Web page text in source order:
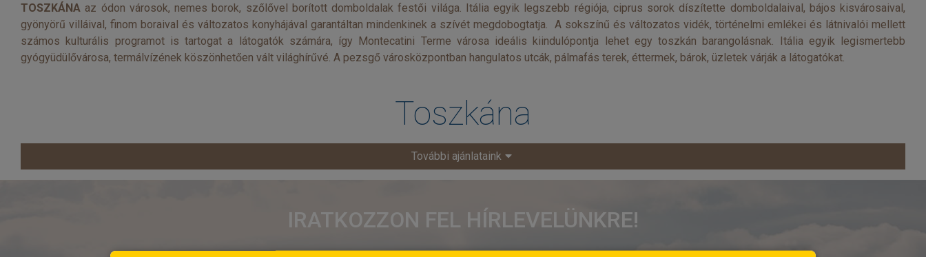
TOSZKÁNA az ódon városok, nemes borok, szőlővel borított domboldalak festői világa. Itália egyik legszebb régiója, ciprus sorok díszítette domboldalaival, bájos kisvárosaival,
gyönyörű villáival, finom boraival és változatos konyhájával garantáltan mindenkinek a szívét megdobogtatja. A sokszínű és változatos vidék, történelmi emlékei és látnivalói mellett
számos kulturális programot is tartogat a látogatók számára, így Montecatini Terme városa ideális kiindulópontja lehet egy toszkán barangolásnak. Itália egyik legismertebb
gyógyüdülővárosa, termálvízének köszönhetően vált világhírűvé. A pezsgő városközpontban hangulatos utcák, pálmafás terek, éttermek, bárok, üzletek várják a látogatókat.
Toszkána
További ajánlataink
IRATKOZZON FEL HÍRLEVELÜNKRE!